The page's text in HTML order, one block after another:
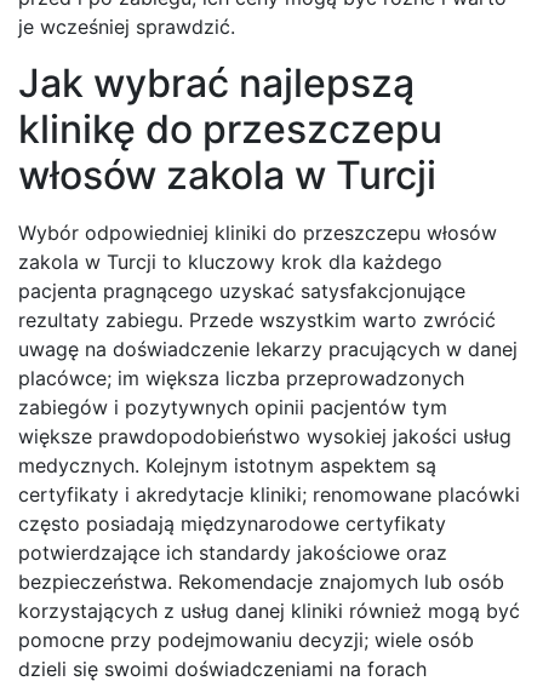
je wcześniej sprawdzić.
Jak wybrać najlepszą
klinikę do przeszczepu
włosów zakola w Turcji
Wybór odpowiedniej kliniki do przeszczepu włosów
zakola w Turcji to kluczowy krok dla każdego
pacjenta pragnącego uzyskać satysfakcjonujące
rezultaty zabiegu. Przede wszystkim warto zwrócić
uwagę na doświadczenie lekarzy pracujących w danej
placówce; im większa liczba przeprowadzonych
zabiegów i pozytywnych opinii pacjentów tym
większe prawdopodobieństwo wysokiej jakości usług
medycznych. Kolejnym istotnym aspektem są
certyfikaty i akredytacje kliniki; renomowane placówki
często posiadają międzynarodowe certyfikaty
potwierdzające ich standardy jakościowe oraz
bezpieczeństwa. Rekomendacje znajomych lub osób
korzystających z usług danej kliniki również mogą być
pomocne przy podejmowaniu decyzji; wiele osób
dzieli się swoimi doświadczeniami na forach